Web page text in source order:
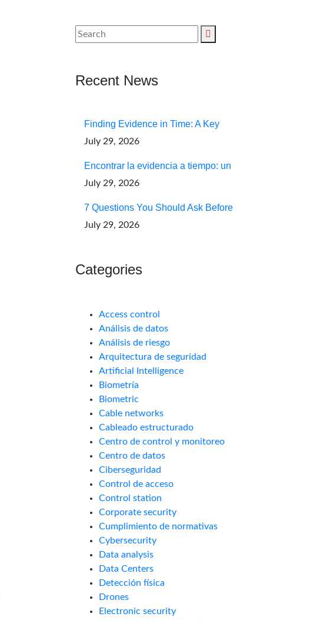
Recent News
Finding Evidence in Time: A Key
July 29, 2026
Encontrar la evidencia a tiempo: un
July 29, 2026
7 Questions You Should Ask Before
July 29, 2026
Categories
Access control
Análisis de datos
Análisis de riesgo
Arquitectura de seguridad
Artificial Intelligence
Biometría
Biometric
Cable networks
Cableado estructurado
Centro de control y monitoreo
Centro de datos
Ciberseguridad
Control de acceso
Control station
Corporate security
Cumplimiento de normativas
Cybersecurity
Data analysis
Data Centers
Detección física
Drones
Electronic security